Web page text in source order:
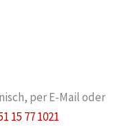
per E-Mail oder
15 77 1021